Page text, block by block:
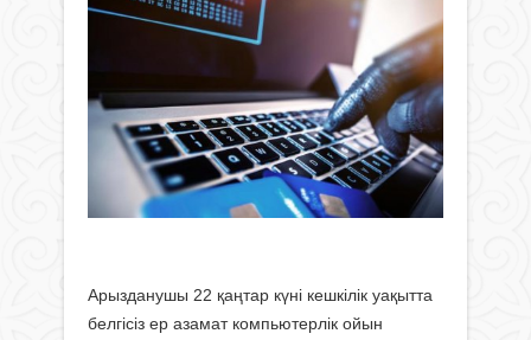
Арызданушы 22 қаңтар күні кешкілік уақытта
белгісіз ер азамат компьютерлік ойын